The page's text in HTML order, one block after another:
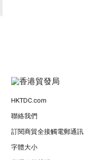
HKTDC.com
聯絡我們
訂閱商貿全接觸電郵通訊
字體大小